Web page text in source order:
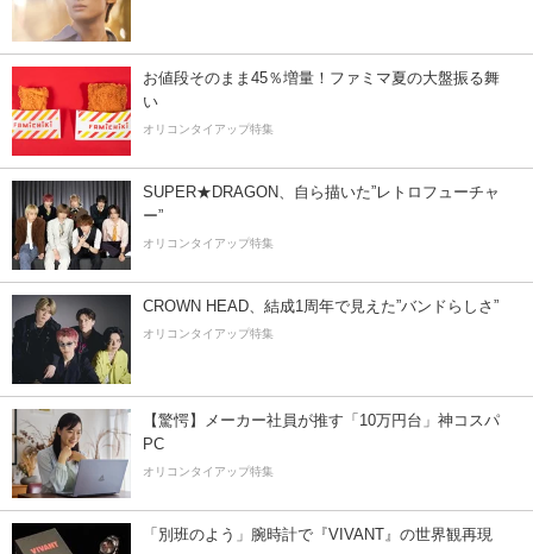
お値段そのまま45％増量！ファミマ夏の大盤振る舞
い
オリコンタイアップ特集
SUPER★DRAGON、自ら描いた”レトロフューチャ
ー”
オリコンタイアップ特集
CROWN HEAD、結成1周年で見えた”バンドらしさ”
オリコンタイアップ特集
【驚愕】メーカー社員が推す「10万円台」神コスパ
PC
オリコンタイアップ特集
「別班のよう」腕時計で『VIVANT』の世界観再現